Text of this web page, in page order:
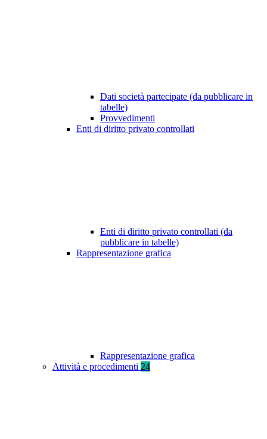
Dati società partecipate (da pubblicare in
tabelle)
Provvedimenti
Enti di diritto privato controllati
Enti di diritto privato controllati (da
pubblicare in tabelle)
Rappresentazione grafica
Rappresentazione grafica
Attività e procedimenti 24